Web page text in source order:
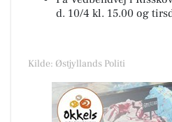
d. 10/4 kl. 15.00 og
Kilde: Østjyllands Politi